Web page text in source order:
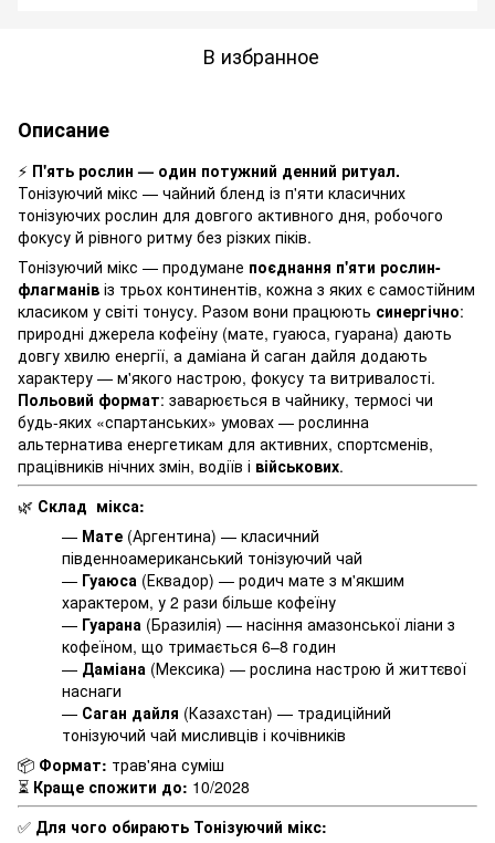
В избранное
Описание
⚡️ П'ять рослин — один потужний денний ритуал.
Тонізуючий мікс — чайний бленд із п'яти класичних
тонізуючих рослин для довгого активного дня, робочого
фокусу й рівного ритму без різких піків.
Тонізуючий мікс — продумане поєднання п'яти рослин-
флагманів із трьох континентів, кожна з яких є самостійним
класиком у світі тонусу. Разом вони працюють синергічно:
природні джерела кофеїну (мате, гуаюса, гуарана) дають
довгу хвилю енергії, а даміана й саган дайля додають
характеру — м'якого настрою, фокусу та витривалості.
Польовий формат: заварюється в чайнику, термосі чи
будь-яких «спартанських» умовах — рослинна
альтернатива енергетикам для активних, спортсменів,
працівників нічних змін, водіїв і військових.
🌿 Склад мікса:
— Мате (Аргентина) — класичний
південноамериканський тонізуючий чай
— Гуаюса (Еквадор) — родич мате з м'якшим
характером, у 2 рази більше кофеїну
— Гуарана (Бразилія) — насіння амазонської ліани з
кофеїном, що тримається 6–8 годин
— Даміана (Мексика) — рослина настрою й життєвої
наснаги
— Саган дайля (Казахстан) — традиційний
тонізуючий чай мисливців і кочівників
📦 Формат: трав'яна суміш
⏳ Краще спожити до: 10/2028
✅ Для чого обирають Тонізуючий мікс: